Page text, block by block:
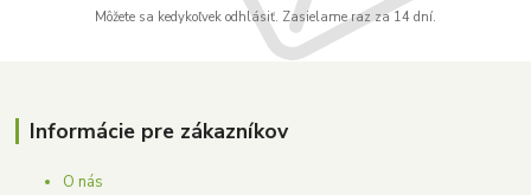
Môžete sa kedykoľvek odhlásiť. Zasielame raz za 14 dní.
Informácie pre zákazníkov
O nás